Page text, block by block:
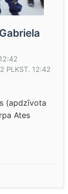
PLKST. 12:42
(apdzīvota
Ates